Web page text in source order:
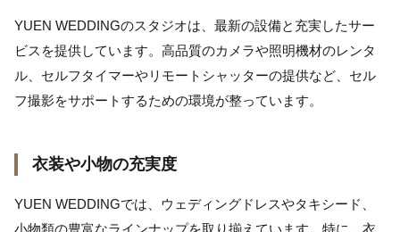
YUEN WEDDINGのスタジオは、最新の設備と充実したサー
ビスを提供しています。高品質のカメラや照明機材のレンタ
ル、セルフタイマーやリモートシャッターの提供など、セル
フ撮影をサポートするための環境が整っています。
衣装や小物の充実度
YUEN WEDDINGでは、ウェディングドレスやタキシード、